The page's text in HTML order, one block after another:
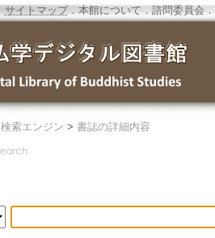
サイトマップ．本館について ． 諮問委員会．
検索エンジン > 書誌の詳細内容